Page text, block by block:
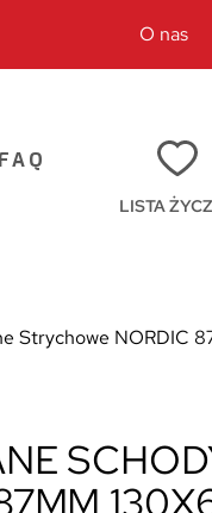
O nas
FAQ
LISTA
Strychowe NORDIC